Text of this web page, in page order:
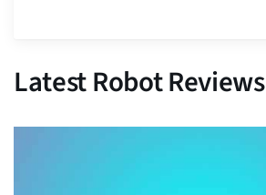
Latest Robot Reviews